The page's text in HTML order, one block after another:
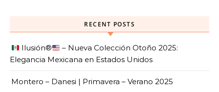
RECENT POSTS
Ilusión®️
– Nueva Colección Otoño 2025:
Elegancia Mexicana en Estados Unidos
Montero – Danesi | Primavera – Verano 2025